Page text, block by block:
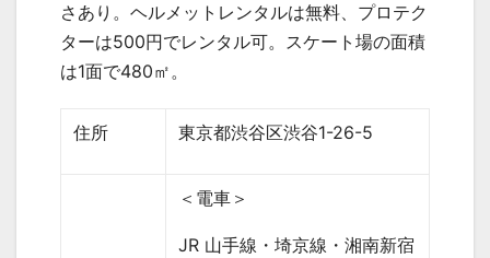
さあり。ヘルメットレンタルは無料、プロテク
ターは500円でレンタル可。スケート場の面積
は1面で480㎡。
住所 東京都渋谷区渋谷1-26-5
＜電車＞
JR 山手線・埼京線・湘南新宿